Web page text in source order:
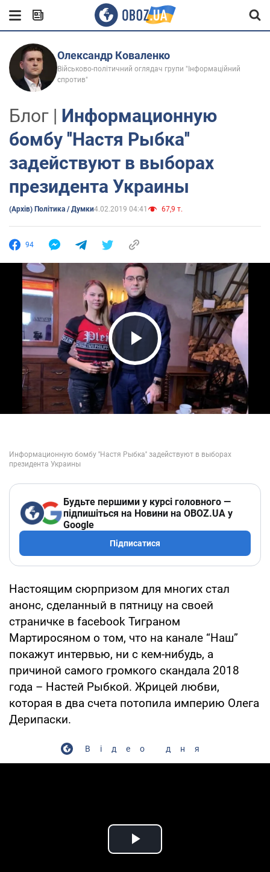
Олександр Коваленко
Військово-політичний оглядач групи "Інформаційний
спротив"
Блог | Информационную
бомбу ''Настя Рыбка''
задействуют в выборах
президента Украины
(Архів) Політика / Думки4.02.2019 04:41 67,9 т.
94
Play Video
Будьте першими у курсі головного —
підпишіться на Новини на OBOZ.UA у
Google
Підписатися
Настоящим сюрпризом для многих стал
анонс, сделанный в пятницу на своей
страничке в facebook Тиграном
Мартиросяном о том, что на канале “Наш”
покажут интервью, ни с кем-нибудь, а
причиной самого громкого скандала 2018
года – Настей Рыбкой. Жрицей любви,
которая в два счета потопила империю Олега
Дерипаски.
Відео дня
Play Video